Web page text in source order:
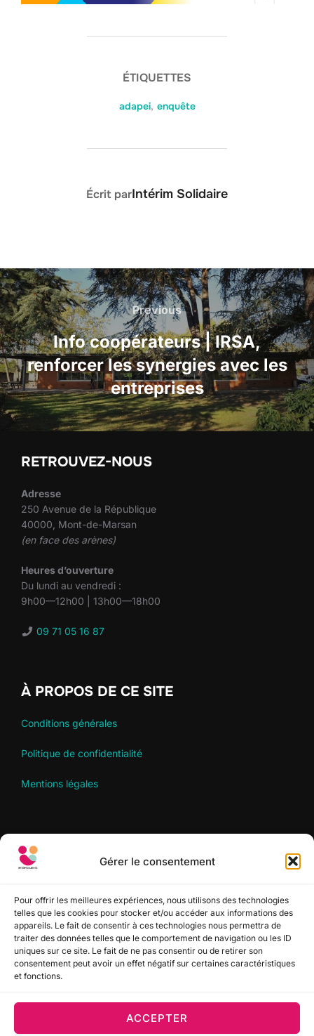
Gérer le consentement
Pour offrir les meilleures expériences, nous utilisons des technologies
telles que les cookies pour stocker et/ou accéder aux informations des
appareils. Le fait de consentir à ces technologies nous permettra de
traiter des données telles que le comportement de navigation ou les ID
uniques sur ce site. Le fait de ne pas consentir ou de retirer son
consentement peut avoir un effet négatif sur certaines caractéristiques
et fonctions.
ACCEPTER
ÉTIQUETTES
adapei, enquête
AUTEUR DE LA PUBLICATION
Écrit parIntérim Solidaire
Navigation
de
l’article
Previous
Previous
Info coopérateurs | IRSA,
renforcer les synergies avec les
entreprises
RETROUVEZ-NOUS
Adresse
250 Avenue de la République
40000, Mont-de-Marsan
(en face des arènes)
Heures d’ouverture
Du lundi au vendredi :
9h00—12h00 | 13h00—18h00
09 71 05 16 87
À PROPOS DE CE SITE
Conditions générales
Politique de confidentialité
Mentions légales
RECHERCHER
Recherche
SUIVEZ-NOUS